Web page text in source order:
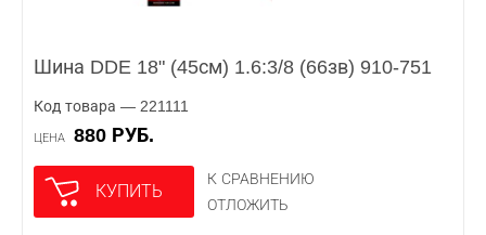
Шина DDE 18" (45см) 1.6:3/8 (66зв) 910-751
Код товара — 221111
ЦЕНА 880 РУБ.
КУПИТЬ
К СРАВНЕНИЮ
ОТЛОЖИТЬ